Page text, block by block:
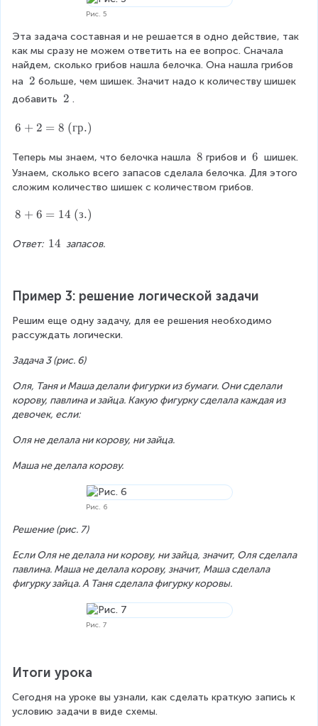
Рис. 5
Эта задача составная и не решается в одно действие, так
как мы сразу не можем ответить на ее вопрос. Сначала
найдем, сколько грибов нашла белочка. Она нашла грибов
на \
\
2 больше, чем шишек. Значит надо к количеству шишек
добавить \
2
2 .
6
2
=
8
(
р
6 + 2 = 8 (гр.)
Теперь мы знаем, что белочка нашла \
\
8
8 грибов и \
\
6 шишек.
Узнаем, сколько всего запасов сделала белочка. Для этого
сложим количество шишек с количеством грибов.
8
6
\
(
з.
)
8 + 6 = 14 (з.)
Ответ: \
14 запасов.
Пример 3: решение логической задачи
Решим еще одну задачу, для ее решения необходимо
рассуждать логически.
Задача 3 (рис. 6)
Оля, Таня и Маша делали фигурки из бумаги. Они сделали
корову, павлина и зайца. Какую фигурку сделала каждая из
девочек, если:
Оля не делала ни корову, ни зайца.
Маша не делала корову.
Рис. 6
Решение (рис. 7)
Если Оля не делала ни корову, ни зайца, значит, Оля сделала
павлина. Маша не делала корову, значит, Маша сделала
фигурку зайца. А Таня сделала фигурку коровы.
Рис. 7
Итоги урока
Сегодня на уроке вы узнали, как сделать краткую запись к
условию задачи в виде схемы.